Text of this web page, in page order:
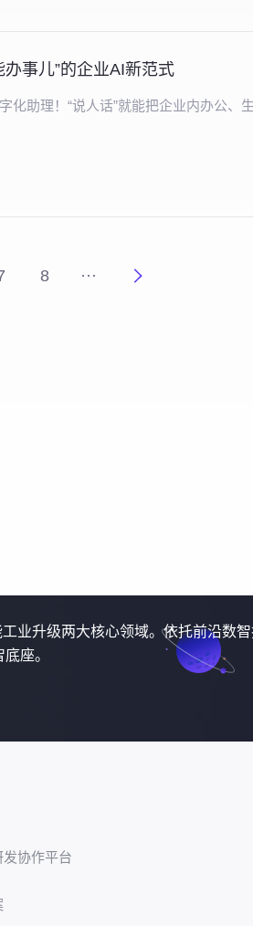
事儿”的企业AI新范式
化助理！“说人话”就能把企业内办公、
8 ···
业升级两大核心领域。依托前沿数
座。
协作平台